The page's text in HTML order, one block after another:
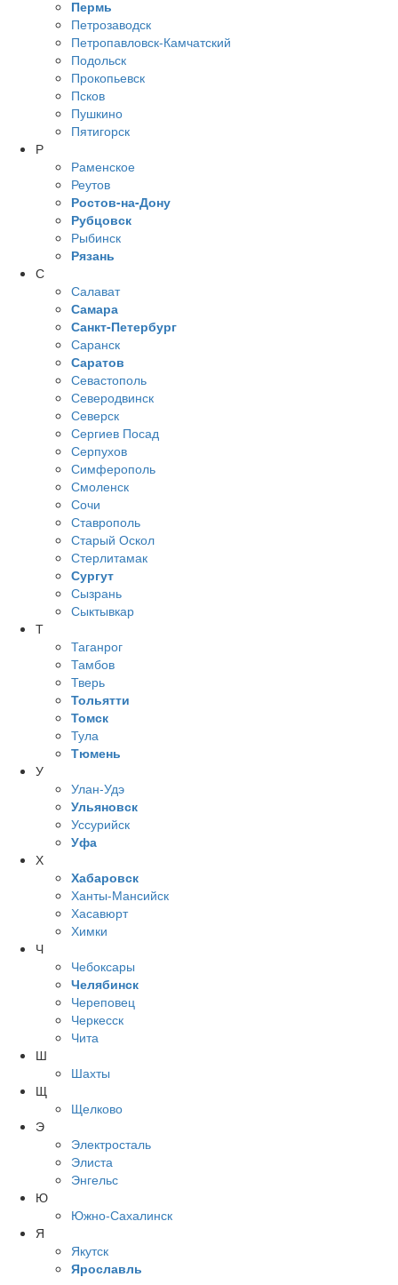
Пермь
Петрозаводск
Петропавловск-Камчатский
Подольск
Прокопьевск
Псков
Пушкино
Пятигорск
Р
Раменское
Реутов
Ростов-на-Дону
Рубцовск
Рыбинск
Рязань
С
Салават
Самара
Санкт-Петербург
Саранск
Саратов
Севастополь
Северодвинск
Северск
Сергиев Посад
Серпухов
Симферополь
Смоленск
Сочи
Ставрополь
Старый Оскол
Стерлитамак
Сургут
Сызрань
Сыктывкар
Т
Таганрог
Тамбов
Тверь
Тольятти
Томск
Тула
Тюмень
У
Улан-Удэ
Ульяновск
Уссурийск
Уфа
Х
Хабаровск
Ханты-Мансийск
Хасавюрт
Химки
Ч
Чебоксары
Челябинск
Череповец
Черкесск
Чита
Ш
Шахты
Щ
Щелково
Э
Электросталь
Элиста
Энгельс
Ю
Южно-Сахалинск
Я
Якутск
Ярославль